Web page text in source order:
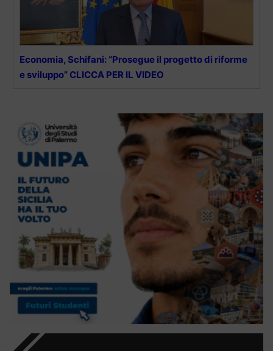
Economia, Schifani: “Prosegue il progetto di riforme
e sviluppo” CLICCA PER IL VIDEO